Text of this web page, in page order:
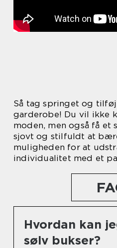
Så tag springet og
garderobe! Du vil ikke
moden, men også få et
sjovt og stilfuldt at
muligheden for at
individualitet med et
Hvordan kan
sølv bukser?